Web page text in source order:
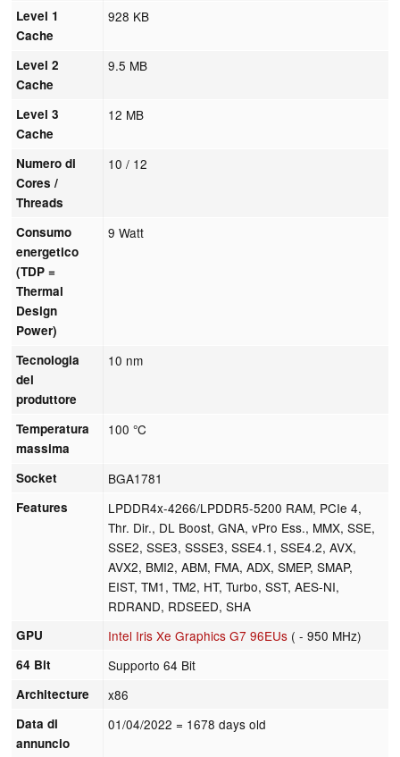
Level 1
Cache
928 KB
Level 2
Cache
9.5 MB
Level 3
Cache
12 MB
Numero di
Cores /
Threads
10 / 12
Consumo
energetico
(TDP =
Thermal
Design
Power)
9 Watt
Tecnologia
del
produttore
10 nm
Temperatura
massima
100 °C
Socket BGA1781
Features
LPDDR4x-4266/LPDDR5-5200 RAM, PCIe 4,
Thr. Dir., DL Boost, GNA, vPro Ess., MMX, SSE,
SSE2, SSE3, SSSE3, SSE4.1, SSE4.2, AVX,
AVX2, BMI2, ABM, FMA, ADX, SMEP, SMAP,
EIST, TM1, TM2, HT, Turbo, SST, AES-NI,
RDRAND, RDSEED, SHA
GPU Intel Iris Xe Graphics G7 96EUs ( - 950 MHz)
64 Bit Supporto 64 Bit
Architecture x86
Data di
annuncio
01/04/2022 = 1678 days old